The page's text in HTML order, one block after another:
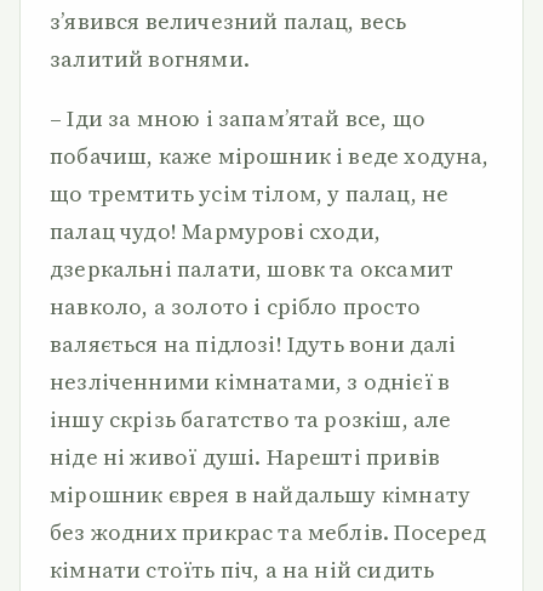
з’явився величезний палац, весь
залитий вогнями.
– Іди за мною і запам’ятай все, що
побачиш, каже мірошник і веде ходуна,
що тремтить усім тілом, у палац, не
палац чудо! Мармурові сходи,
дзеркальні палати, шовк та оксамит
навколо, а золото і срібло просто
валяється на підлозі! Ідуть вони далі
незліченними кімнатами, з однієї в
іншу скрізь багатство та розкіш, але
ніде ні живої душі. Нарешті привів
мірошник єврея в найдальшу кімнату
без жодних прикрас та меблів. Посеред
кімнати стоїть піч, а на ній сидить